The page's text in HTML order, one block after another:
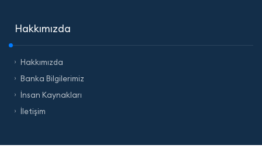
Hakkımızda
Hakkımızda
Banka Bilgilerimiz
İnsan Kaynakları
İletişim